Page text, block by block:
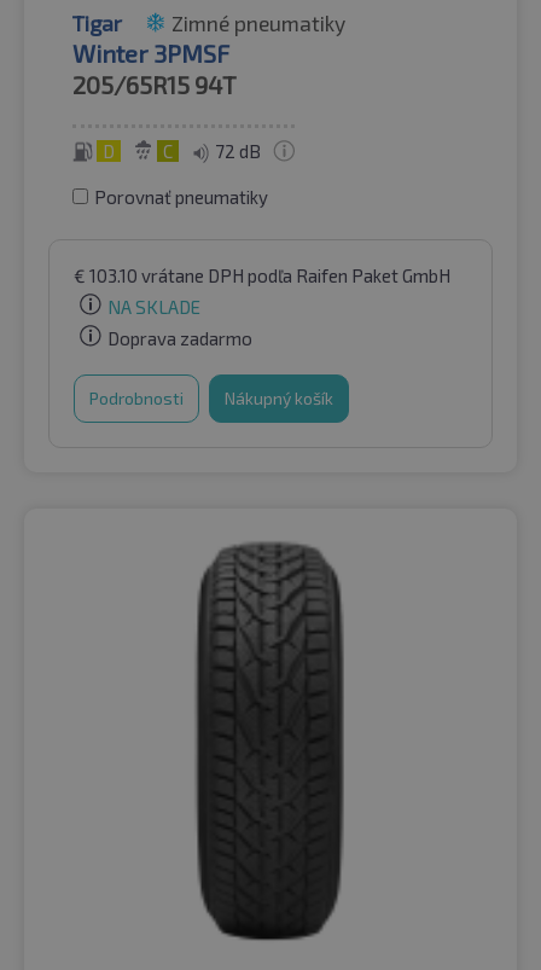
Tigar Zimné pneumatiky
Winter 3PMSF
205/65R15 94T
D C 72 dB
Porovnať pneumatiky
€ 103.10 vrátane DPH podľa Raifen Paket GmbH
NA SKLADE
Doprava zadarmo
Podrobnosti Nákupný košík